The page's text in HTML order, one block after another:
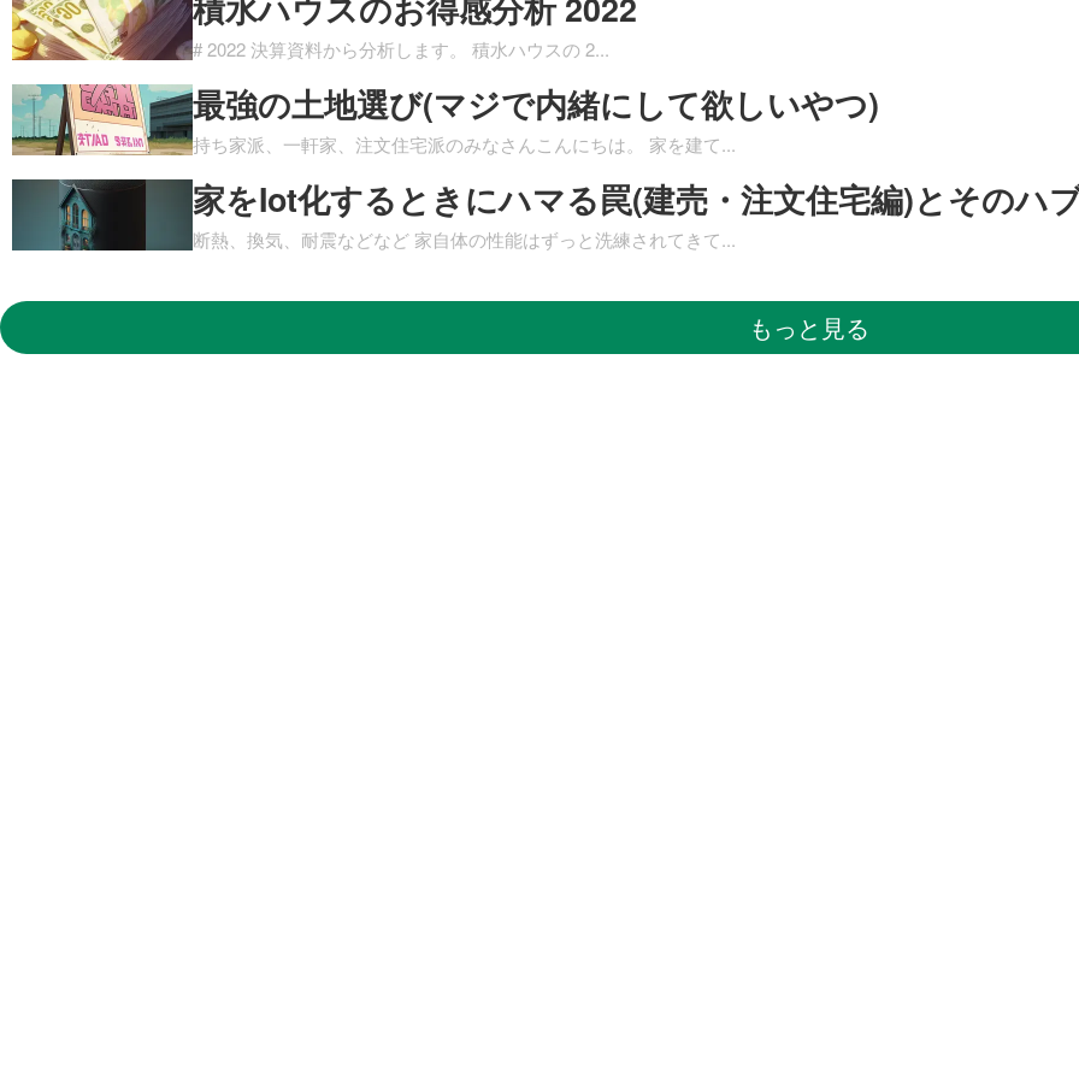
# 2022 決算資料から分析します。 積水ハウスの 2...
最強の土地選び(マジで内緒にして欲しいやつ)
持ち家派、一軒家、注文住宅派のみなさんこんにちは。 家を建て...
家をIot化するときにハマる罠(建売・注文住宅編)とそのハ
断熱、換気、耐震などなど 家自体の性能はずっと洗練されてきて...
もっと見る